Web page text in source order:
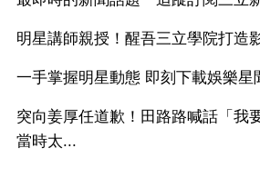
明星講師親授！醒吾三立學院打造
一手掌握明星動態 即刻下載娛樂星
突向姜厚任道歉！田路路喊話「我
當時太...